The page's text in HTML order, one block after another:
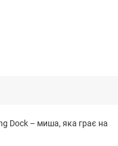
Dock – миша, яка грає на